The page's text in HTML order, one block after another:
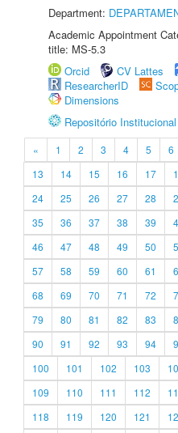
Department:
Academic Appointment
title: MS-5.3
Orcid
CV Lattes
ResearcherID
Dimensions
Repositório
« 1 2 3 4 5 6
13
14 15 16 17
24
25 26 27 28
35
36 37 38 39
46
47 48 49 50
57
58 59 60 61
68
69 70 71 72
79
80 81 82 83
90
91 92 93 94
100
101 102 103
109
110 111 112
118
119 120 121